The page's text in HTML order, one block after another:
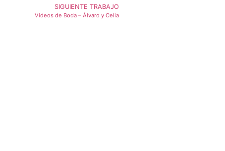
SIGUIENTE TRABAJO
Videos de Boda – Álvaro y Celia